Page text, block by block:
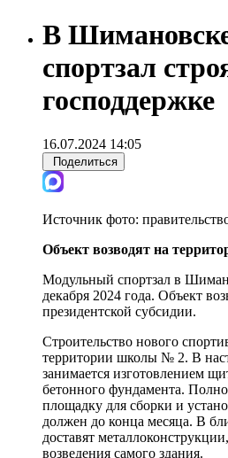
В
спортзал
господдержке
16.07.2024 14:05
Поделиться
Источник фото:
Объект возводят на
Модульный спортзал в
декабря 2024 года. Объект
президентской субсидии.
Строительство нового
территории школы № 2. В
занимается изготовлением
бетонного фундамента.
площадку для сборки и
должен до конца месяца. В
доставят
возведения самого здания.